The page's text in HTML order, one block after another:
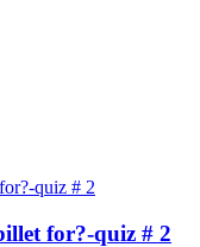
for?-quiz # 2